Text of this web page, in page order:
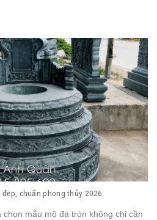
chuẩn phong thủy 2026
chọn mẫu mộ đá tròn không chỉ cần